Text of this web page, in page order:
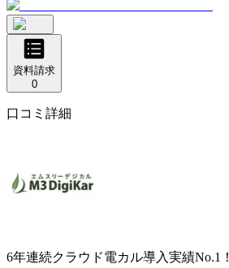
資料請求
0
口コミ詳細
6年連続クラウド電カル導入実績No.1！